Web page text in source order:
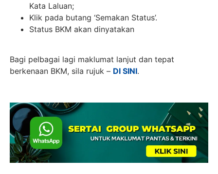
Kata Laluan;
Klik pada butang ‘Semakan Status’.
Status BKM akan dinyatakan
Bagi pelbagai lagi maklumat lanjut dan tepat
berkenaan BKM, sila rujuk – DI SINI.